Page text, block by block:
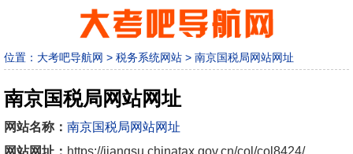
位置： 大考吧导航网 > 税务系统网站 > 南京国税局网站网址
南京国税局网站网址
网站名称： 南京国税局网站网址
网站网址： https://jiangsu.chinatax.gov.cn/col/col8424/